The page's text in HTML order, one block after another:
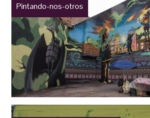
Pintando-nos-otros